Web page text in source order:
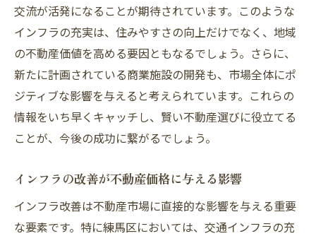
交流が活発になることが期待されています。このような
インフラの充実は、住みやすさの向上だけでなく、地域
の不動産価値を高める要因ともなるでしょう。さらに、
新たに計画されている商業施設の開発も、市場全体にポ
ジティブな影響を与えると考えられています。これらの
情報をいち早くキャッチし、賢い不動産選びに役立てる
ことが、今後の成功に繋がるでしょう。
インフラの改善が不動産価格に与える影響
インフラ改善は不動産市場に直接的な影響を与える重要
な要素です。特に練馬区においては、交通インフラの充